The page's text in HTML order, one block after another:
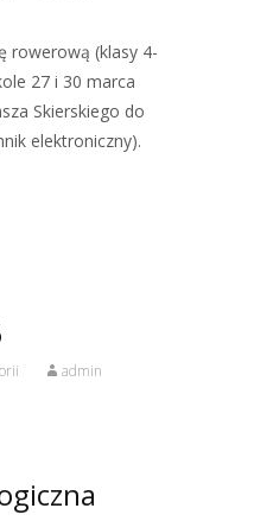
rowerową (klasy 4-
27 i 30 marca
Skierskiego do
elektroniczny).
admin